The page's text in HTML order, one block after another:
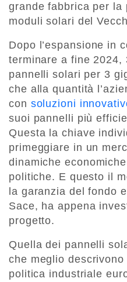
grande fabbrica per la
moduli solari del
Dopo l’espansione in
terminare a fine 2024,
pannelli solari per 3
che alla quantità
con soluzioni
suoi pannelli più
Questa la chiave
primeggiare in un
dinamiche
politiche. E questo il
la garanzia del fondo
Sace, ha appena
progetto.
Quella dei pannelli
che meglio
politica industriale